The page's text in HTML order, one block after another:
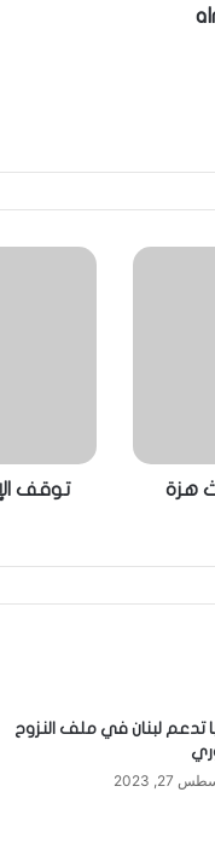
هزة
توقف
تدعم لبنان في ملف النزوح
27, 2023